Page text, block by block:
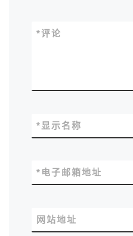
评论
*
显示名称
*
电子邮箱地址
*
网站地址